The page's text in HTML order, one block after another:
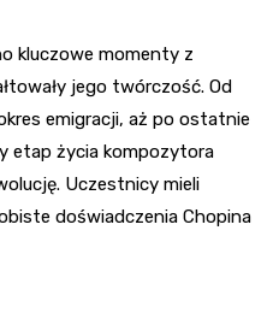
kluczowe momenty z
jego twórczość. Od
emigracji, aż po ostatnie
etap życia kompozytora
Uczestnicy mieli
doświadczenia Chopina